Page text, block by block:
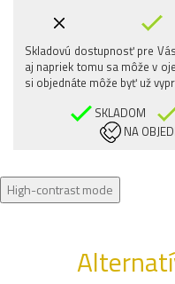
Skladovú dostupnosť pre
aj napriek tomu sa môže v
si objednáte môže byť už
SKLADOM
NA
High-contrast mode